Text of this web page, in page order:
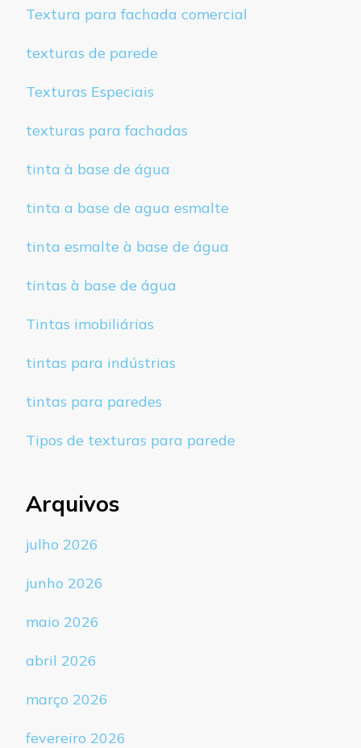
Textura para fachada comercial
texturas de parede
Texturas Especiais
texturas para fachadas
tinta à base de água
tinta a base de agua esmalte
tinta esmalte à base de água
tintas à base de água
Tintas imobiliárias
tintas para indústrias
tintas para paredes
Tipos de texturas para parede
Arquivos
julho 2026
junho 2026
maio 2026
abril 2026
março 2026
fevereiro 2026